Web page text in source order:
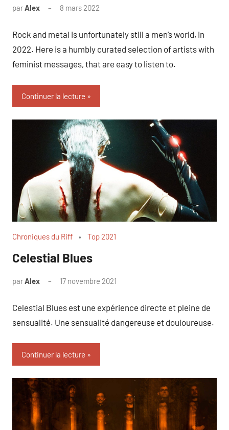
parAlex 8 mars 2022
Rock and metal is unfortunately still a men’s world, in
2022. Here is a humbly curated selection of artists with
feminist messages, that are easy to listen to.
Continuer la lecture
Chroniques du Riff Top 2021
Celestial Blues
parAlex 17 novembre 2021
Celestial Blues est une expérience directe et pleine de
sensualité. Une sensualité dangereuse et douloureuse.
Continuer la lecture